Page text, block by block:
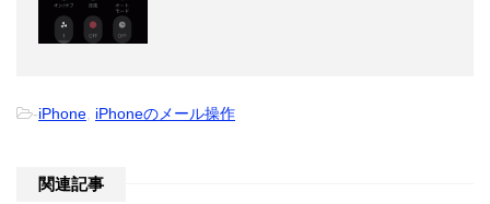
-iPhone iPhoneのメール操作
関連記事